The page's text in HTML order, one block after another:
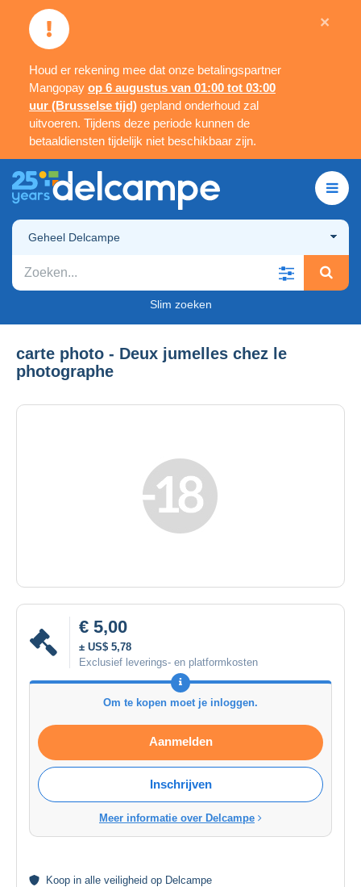
Houd er rekening mee dat onze betalingspartner
Mangopay op 6 augustus van 01:00 tot 03:00
uur (Brusselse tijd) gepland onderhoud zal
uitvoeren. Tijdens deze periode kunnen de
betaaldiensten tijdelijk niet beschikbaar zijn.
×
Geheel Delcampe
Slim zoeken
carte photo - Deux jumelles chez le
photographe
€ 5,00
± US$ 5,78
Exclusief leverings- en platformkosten
Om te kopen moet je inloggen.
Aanmelden
Inschrijven
Meer informatie over Delcampe
Koop in alle veiligheid op Delcampe